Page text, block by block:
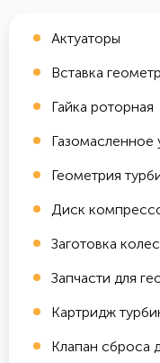
Актуаторы
Вставка
Гайка роторная
Газомасленное
Геометрия
Диск
Заготовка
Запчасти для
Картридж
Клапан сброса